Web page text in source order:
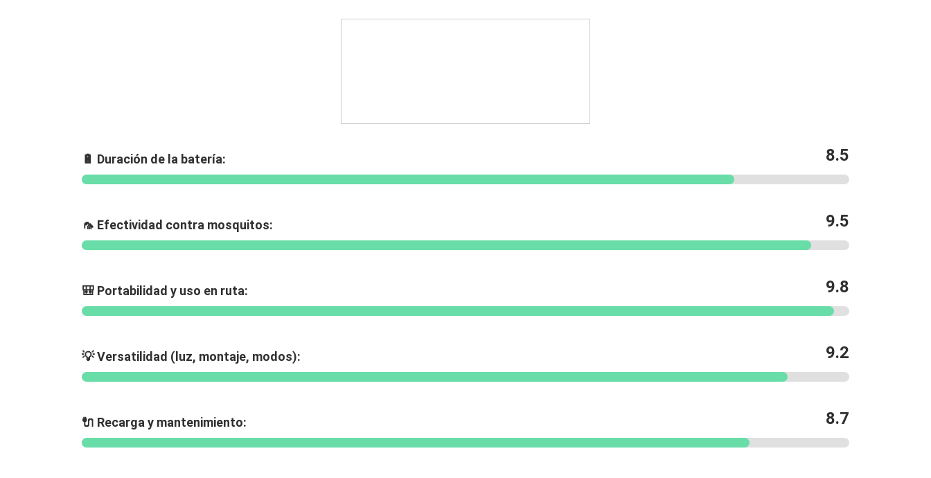
🔋 Duración de la batería: 8.5
🦟 Efectividad contra mosquitos: 9.5
🎒 Portabilidad y uso en ruta: 9.8
💡 Versatilidad (luz, montaje, modos): 9.2
🔌 Recarga y mantenimiento: 8.7